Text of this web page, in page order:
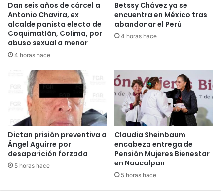
U
p
o
r
m
s
g
é
n
Dan seis años de cárcel a
Antonio Chavira, ex
alcalde panista electo de
Coquimatlán, Colima, por
abuso sexual a menor
4 horas hace
Betssy Chávez ya se
encuentra en México tras
abandonar el Perú
4 horas hace
Dictan prisión preventiva a
Ángel Aguirre por
desaparición forzada
5 horas hace
Claudia Sheinbaum
encabeza entrega de
Pensión Mujeres Bienestar
en Naucalpan
5 horas hace